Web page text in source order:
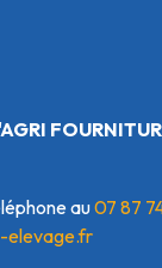
au07 87
elevage.fr